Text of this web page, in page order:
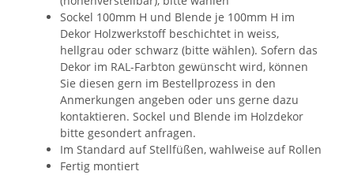
Sockel 100mm H und Blende je 100mm H im
Dekor Holzwerkstoff beschichtet in weiss,
hellgrau oder schwarz (bitte wählen). Sofern das
Dekor im RAL-Farbton gewünscht wird, können
Sie diesen gern im Bestellprozess in den
Anmerkungen angeben oder uns gerne dazu
kontaktieren. Sockel und Blende im Holzdekor
bitte gesondert anfragen.
Im Standard auf Stellfüßen, wahlweise auf Rollen
Fertig montiert